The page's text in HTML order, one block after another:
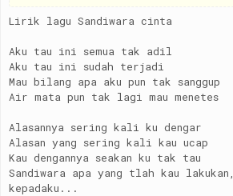
Lirik lagu Sandiwara cinta
Aku tau ini semua tak adil
Aku tau ini sudah terjadi
Mau bilang apa aku pun tak sanggup
Air mata pun tak lagi mau menetes
Alasannya sering kali ku dengar
Alasan yang sering kali kau ucap
Kau dengannya seakan ku tak tau
Sandiwara apa yang tlah kau lakukan,
kepadaku...